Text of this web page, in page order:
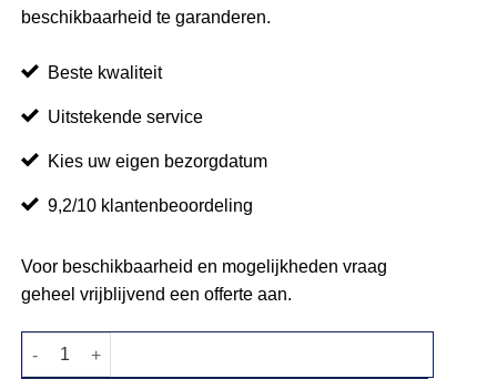
beschikbaarheid te garanderen.
Beste kwaliteit
Uitstekende service
Kies uw eigen bezorgdatum
9,2/10 klantenbeoordeling
Voor beschikbaarheid en mogelijkheden vraag
geheel vrijblijvend een offerte aan.
Poefje donkerblauw aantal